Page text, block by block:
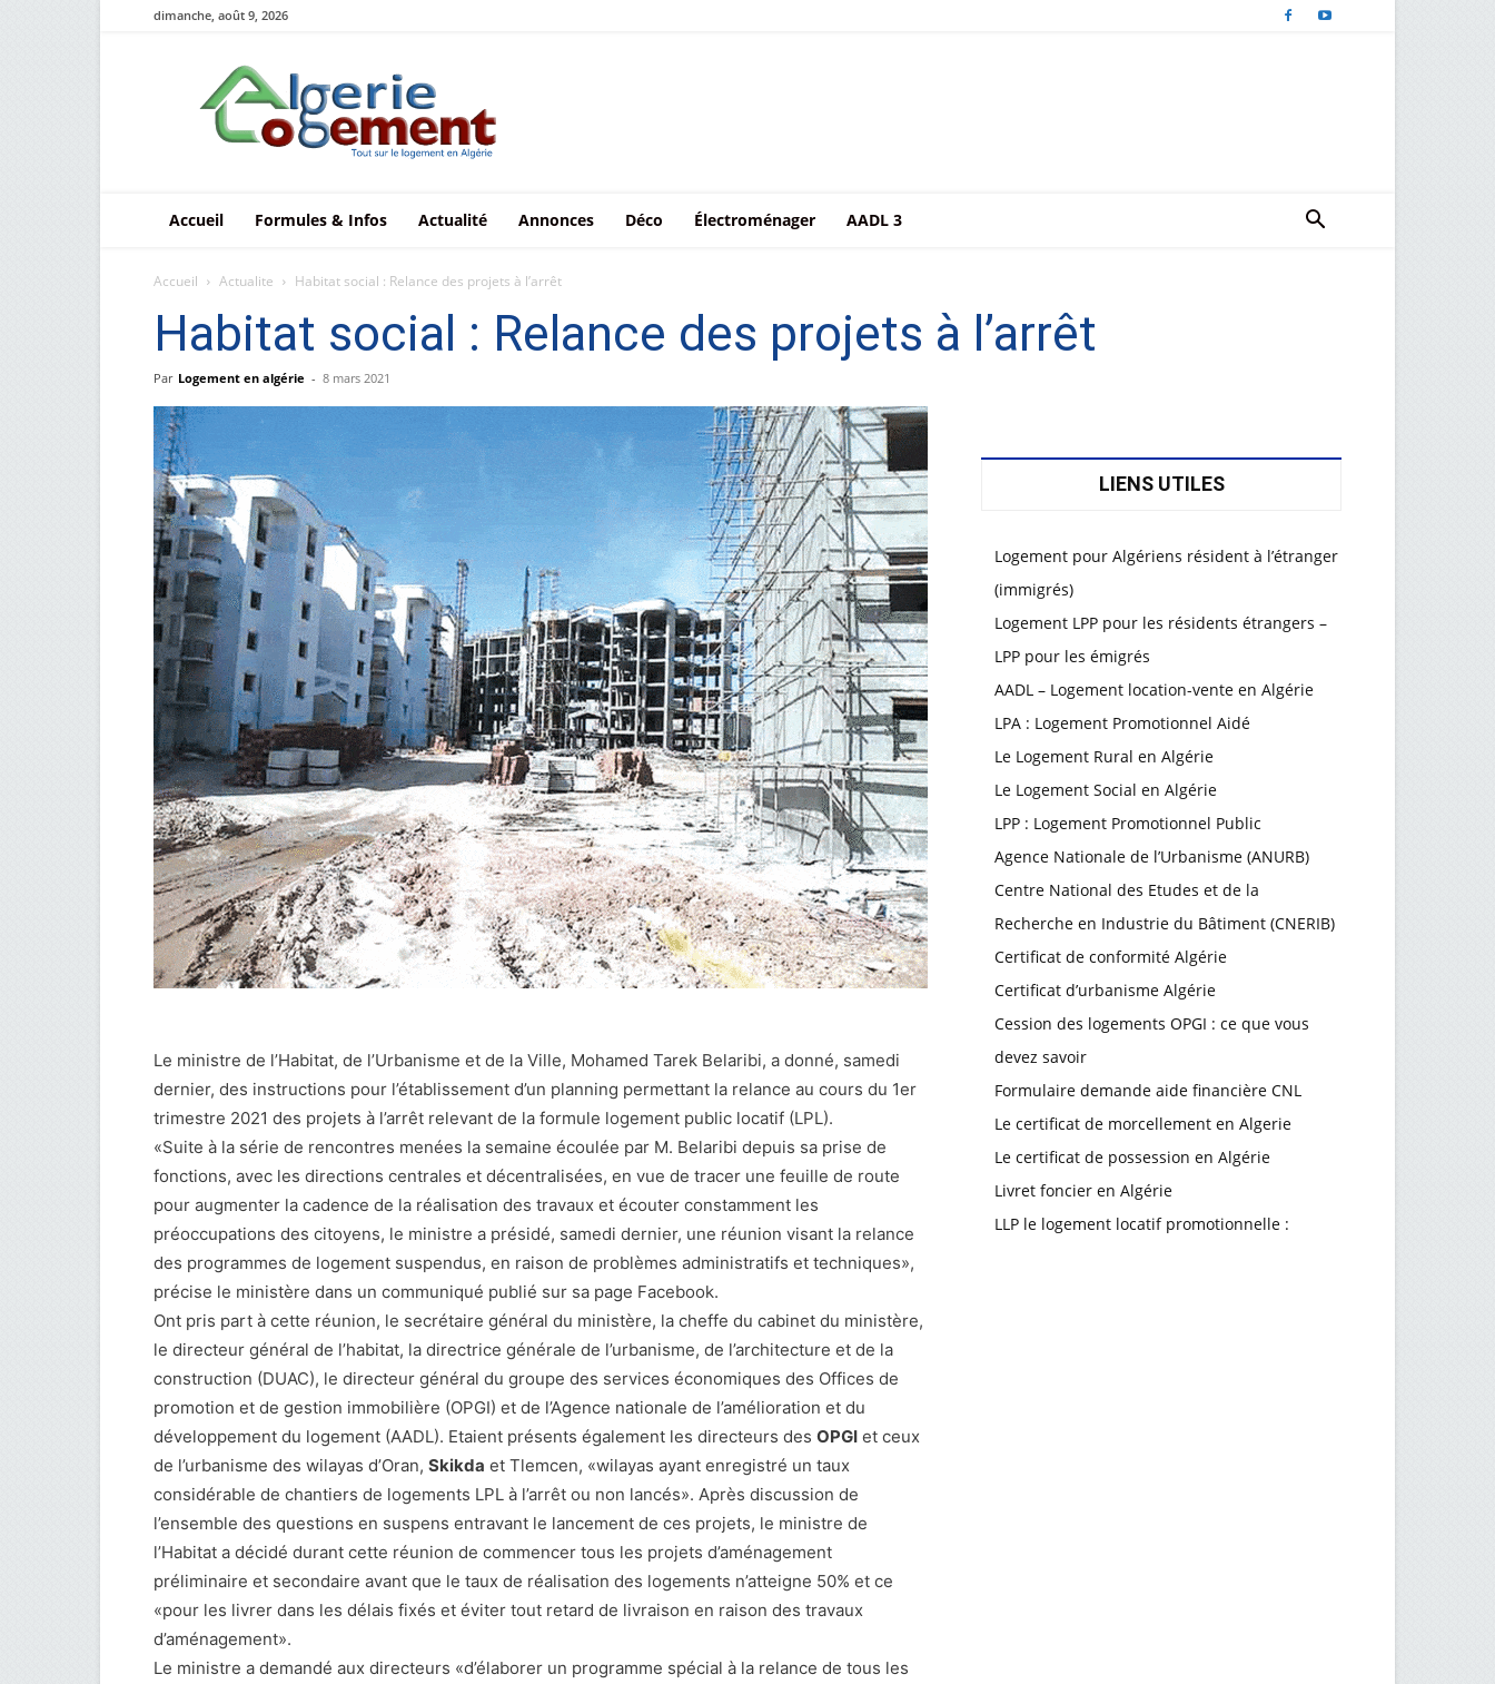
dimanche, août 9, 2026
Le
logement
en
Algérie
Accueil Formules & Infos Actualité Annonces Déco Électroménager AADL 3
Accueil Actualite Habitat social : Relance des projets à l’arrêt
Habitat social : Relance des projets à l’arrêt
Par Logement en algérie - 8 mars 2021
Le ministre de l’Habitat, de l’Urbanisme et de la Ville, Mohamed Tarek Belaribi, a donné, samedi
dernier, des instructions pour l’établissement d’un planning permettant la relance au cours du 1er
trimestre 2021 des projets à l’arrêt relevant de la formule logement public locatif (LPL).
«Suite à la série de rencontres menées la semaine écoulée par M. Belaribi depuis sa prise de
fonctions, avec les directions centrales et décentralisées, en vue de tracer une feuille de route
pour augmenter la cadence de la réalisation des travaux et écouter constamment les
préoccupations des citoyens, le ministre a présidé, samedi dernier, une réunion visant la relance
des programmes de logement suspendus, en raison de problèmes administratifs et techniques»,
précise le ministère dans un communiqué publié sur sa page Facebook.
Ont pris part à cette réunion, le secrétaire général du ministère, la cheffe du cabinet du ministère,
le directeur général de l’habitat, la directrice générale de l’urbanisme, de l’architecture et de la
construction (DUAC), le directeur général du groupe des services économiques des Offices de
promotion et de gestion immobilière (OPGI) et de l’Agence nationale de l’amélioration et du
développement du logement (AADL). Etaient présents également les directeurs des OPGI et ceux
de l’urbanisme des wilayas d’Oran, Skikda et Tlemcen, «wilayas ayant enregistré un taux
considérable de chantiers de logements LPL à l’arrêt ou non lancés». Après discussion de
l’ensemble des questions en suspens entravant le lancement de ces projets, le ministre de
l’Habitat a décidé durant cette réunion de commencer tous les projets d’aménagement
préliminaire et secondaire avant que le taux de réalisation des logements n’atteigne 50% et ce
«pour les livrer dans les délais fixés et éviter tout retard de livraison en raison des travaux
d’aménagement».
Le ministre a demandé aux directeurs «d’élaborer un programme spécial à la relance de tous les
LIENS UTILES
Logement pour Algériens résident à l’étranger
(immigrés)
Logement LPP pour les résidents étrangers –
LPP pour les émigrés
AADL – Logement location-vente en Algérie
LPA : Logement Promotionnel Aidé
Le Logement Rural en Algérie
Le Logement Social en Algérie
LPP : Logement Promotionnel Public
Agence Nationale de l’Urbanisme (ANURB)
Centre National des Etudes et de la
Recherche en Industrie du Bâtiment (CNERIB)
Certificat de conformité Algérie
Certificat d’urbanisme Algérie
Cession des logements OPGI : ce que vous
devez savoir
Formulaire demande aide financière CNL
Le certificat de morcellement en Algerie
Le certificat de possession en Algérie
Livret foncier en Algérie
LLP le logement locatif promotionnelle :